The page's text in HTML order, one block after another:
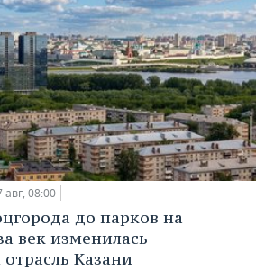
авг, 08:00
до парков на
век изменилась
Казани